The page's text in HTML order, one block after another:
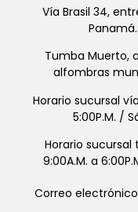
Vía Brasil 34,
Tumba Muerto,
alfombras
Horario sucursal
5:00P.M. /
Horario sucursal
9:00A.M. a
Correo